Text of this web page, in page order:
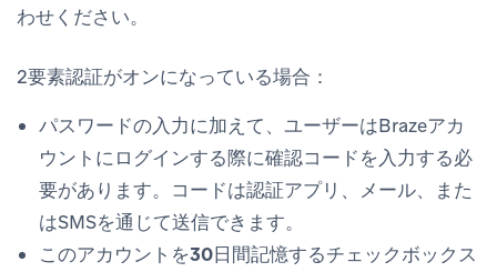
わせください。
2要素認証がオンになっている場合：
パスワードの入力に加えて、ユーザーはBrazeアカ
ウントにログインする際に確認コードを入力する必
要があります。コードは認証アプリ、メール、また
はSMSを通じて送信できます。
このアカウントを30日間記憶するチェックボックス